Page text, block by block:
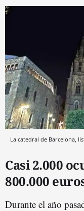
La catedral de Barcelona,
Casi 2.000
800.000
Durante el año